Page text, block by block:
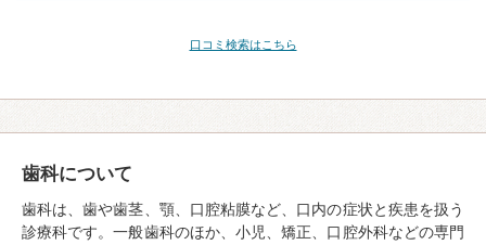
口コミ検索はこちら
歯科について
歯科は、歯や歯茎、顎、口腔粘膜など、口内の症状と疾患を扱う
診療科です。一般歯科のほか、小児、矯正、口腔外科などの専門